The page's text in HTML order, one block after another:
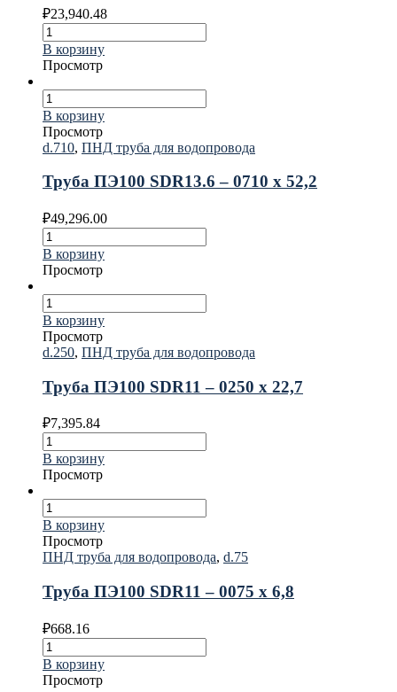
₽23,940.48
В корзину
Просмотр
В корзину
Просмотр
d.710, ПНД труба для водопровода
Труба ПЭ100 SDR13.6 – 0710 х 52,2
₽49,296.00
В корзину
Просмотр
В корзину
Просмотр
d.250, ПНД труба для водопровода
Труба ПЭ100 SDR11 – 0250 х 22,7
₽7,395.84
В корзину
Просмотр
В корзину
Просмотр
ПНД труба для водопровода, d.75
Труба ПЭ100 SDR11 – 0075 х 6,8
₽668.16
В корзину
Просмотр